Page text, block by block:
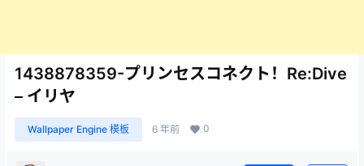
1438878359-プリンセスコネクト！Re:Dive
– イリヤ
Wallpaper Engine 模板 6 年前 0